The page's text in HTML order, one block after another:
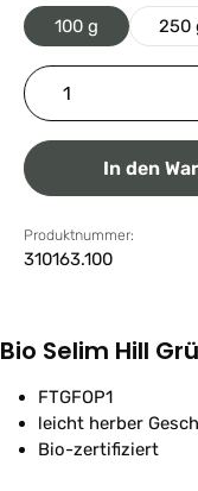
100 g 250
Produkt Anzahl:
In den
Produktnummer:
310163.100
Bio Selim Hill
FTGFOP1
leicht herber
Bio-zertifiziert